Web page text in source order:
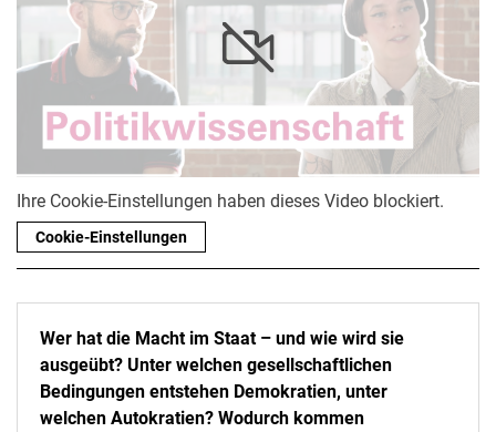
Ihre Cookie-Einstellungen haben dieses Video blockiert.
Cookie-Einstellungen
Wer hat die Macht im Staat – und wie wird sie
ausgeübt? Unter welchen gesellschaftlichen
Bedingungen entstehen Demokratien, unter
welchen Autokratien? Wodurch kommen